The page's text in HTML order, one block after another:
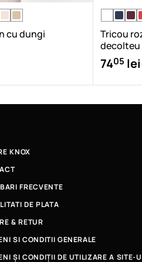
cu dungi
Tricou
7405 lei
KNOX
FRECVENTE
DE PLATA
& RETUR
SI CONDITII GENERALE
ȘI CONDIȚII DE UTILIZARE A SITE-